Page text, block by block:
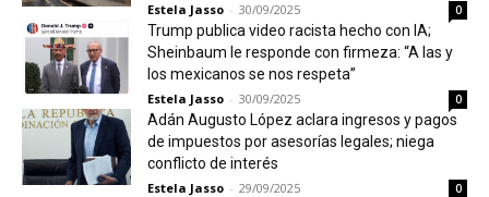
Estela Jasso - 30/09/2025 0
Trump publica video racista hecho con IA;
Sheinbaum le responde con firmeza: “A las y
los mexicanos se nos respeta”
Estela Jasso - 30/09/2025 0
Adán Augusto López aclara ingresos y pagos
de impuestos por asesorías legales; niega
conflicto de interés
Estela Jasso - 29/09/2025 0